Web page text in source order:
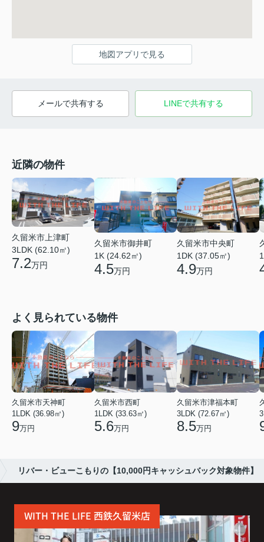
地図アプリで見る
メールで共有する LINEで共有する
近隣の物件
久留米市上津町
3LDK (62.10㎡)
7.2万円
久留米市御井町
1K (24.62㎡)
4.5万円
久留米市中央町
1DK (37.05㎡)
4.9万円
よく見られている物件
久留米市天神町
1LDK (36.98㎡)
9万円
久留米市西町
1LDK (33.63㎡)
5.6万円
久留米市津福本町
3LDK (72.67㎡)
8.5万円
リバー・ビューこもりの【10,000円キャッシュバック対象物件】
WITH THE LIFE 西鉄久留米店